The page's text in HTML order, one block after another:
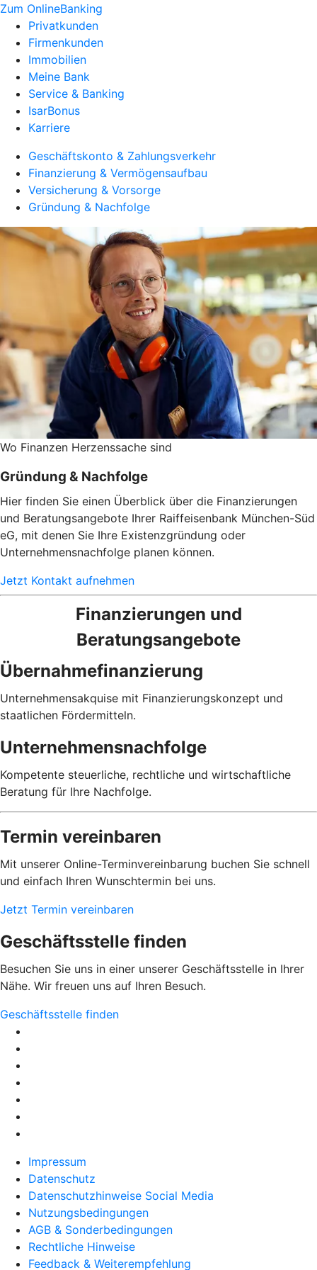
Zum OnlineBanking
Privatkunden
Firmenkunden
Immobilien
Meine Bank
Service & Banking
IsarBonus
Karriere
Geschäftskonto & Zahlungsverkehr
Finanzierung & Vermögensaufbau
Versicherung & Vorsorge
Gründung & Nachfolge
Wo Finanzen Herzenssache sind
Gründung & Nachfolge
Hier finden Sie einen Überblick über die Finanzierungen
und Beratungsangebote Ihrer Raiffeisenbank München-Süd
eG, mit denen Sie Ihre Existenzgründung oder
Unternehmensnachfolge planen können.
Jetzt Kontakt aufnehmen
Finanzierungen und
Beratungsangebote
Übernahmefinanzierung
Unternehmensakquise mit Finanzierungskonzept und
staatlichen Fördermitteln.
Unternehmensnachfolge
Kompetente steuerliche, rechtliche und wirtschaftliche
Beratung für Ihre Nachfolge.
Termin vereinbaren
Mit unserer Online-Terminvereinbarung buchen Sie schnell
und einfach Ihren Wunschtermin bei uns.
Jetzt Termin vereinbaren
Geschäftsstelle finden
Besuchen Sie uns in einer unserer Geschäftsstelle in Ihrer
Nähe. Wir freuen uns auf Ihren Besuch.
Geschäftsstelle finden
Impressum
Datenschutz
Datenschutzhinweise Social Media
Nutzungsbedingungen
AGB & Sonderbedingungen
Rechtliche Hinweise
Feedback & Weiterempfehlung